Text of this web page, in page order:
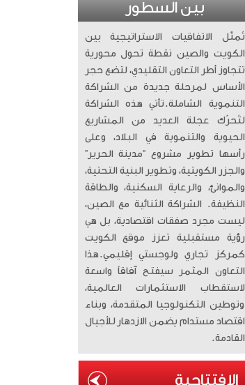
بين السطور
تُمثّل الاتفاقيات الاستراتيجية بين
الكويت والصين نقطة تحول محورية
تتجاوز أطر التعاون التقليدي، لتضع حجر
الأساس لمرحلة جديدة من الشراكة
التنموية الشاملة. ​تأتي هذه الشراكة
لتُحرّك عجلة العديد من المشاريع
الحيوية والتنموية في البلاد، وعلى
رأسها تطوير مشروع “مدينة الحرير”
والجزر الكويتية، وتطوير البنية التحتية،
والموانئ، والرعاية السكنية، والطاقة
النظيفة. الشراكة الثنائية مع الصين،
ليست مجرد صفقات اقتصادية، بل هي
رؤية مستقبلية تعزز موقع الكويت
كمركز تجاري ولوجستي إقليمي. ​هذا
التعاون المثمر سيفتح آفاقاً واسعة
لاستقطاب الاستثمارات العالمية،
وتوطين التكنولوجيا المتقدمة، وبناء
اقتصاد مستدام يضمن الازدهار للأجيال
القادمة.